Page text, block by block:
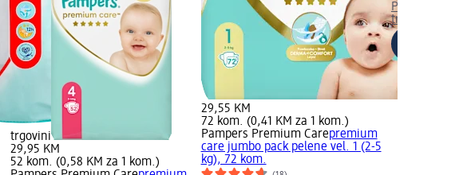
trgovini
29,95 KM
52 kom. (0,58 KM za 1 kom.)
29,55 KM
72 kom. (0,41 KM za 1 kom.)
Pampers Premium Carepremium
care jumbo pack pelene vel. 1 (2-5
kg), 72 kom.
Provjerite
trgovini